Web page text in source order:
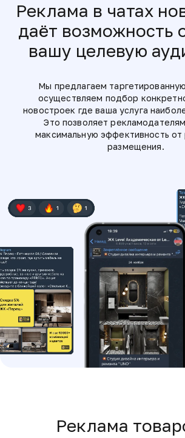
Реклама в чатах
даёт возможность
вашу целевую
Мы предлагаем
осуществляем подбор
новостроек где ваша услуга
Это позволяет
максимальную эффективность от
размещения.
Реклама